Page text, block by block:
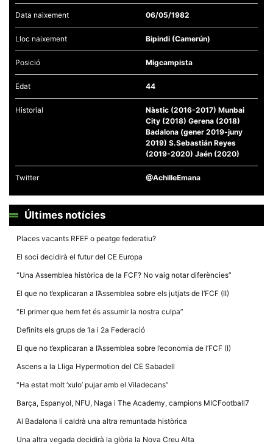
Data naixement 06/05/1982
Lloc naixement Bipindi (Camerún)
Posició Migcampista
Edat 44
Historial
Nàstic (2016-2017) Munbai
City (2018) Gerena (2018)
Badalona (gener 2019-juny
2019) S.Sebastián Reyes
(2019-2020) Jaén (2020)
Twitter @AchilleEmana
Últimes notícies
Places vacants RFEF o peatge federatiu?
El soci decidirà el futur del CE Europa
“Una Assemblea històrica de la FCF? No vaig notar diferències”
El que no t’explicaran a l’Assemblea sobre els jutjats de l’FCF (II)
“El primer que hem fet és assumir la nostra culpa”
Definits els grups de 1a i 2a Federació
El que no t’explicaran a l’Assemblea sobre l’economia de l’FCF (I)
Ascens a la Lliga Hypermotion del CE Sabadell
“Ha estat molt ‘xulo’ pujar amb el Viladecans”
Barça, Espanyol, NFU, Naga i The Academy, campions MICFootball7
Al Badalona li caldrà una altra remuntada històrica
Una altra vegada decidirà la glòria la Nova Creu Alta
Necessàries
cookies no
són
opcionals,
són
necessàries
per al
funcionament
dades
per a millorar
la funcionalitat
i la seva
estructura.
d'usuari
components
nostre lloc web
dades en el seu
permeten que el
bé com sigui